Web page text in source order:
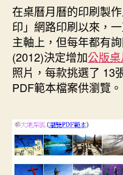
者
在桌曆月曆的印刷製
印」網路印刷以來，
主軸上，但每年都有
(2012)決定增加公版
照片，每款挑選了 13
PDF範本檔案供瀏覽。